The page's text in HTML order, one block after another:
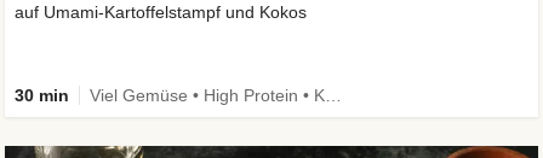
auf Umami-Kartoffelstampf und Kokos
30 min